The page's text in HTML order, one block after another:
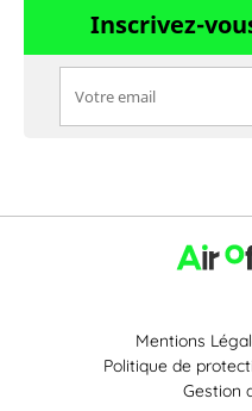
Inscrivez-
Mentions
Politique de
Gestion